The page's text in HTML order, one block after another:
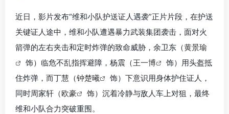
近日，影片发布“维和小队护送证人遇袭”正片片段，在护送
关键证人途中，维和小队遭遇暴力武装集团袭击，面对火
箭弹的左右夹击和定时炸弹的致命威胁，余卫东（黄景瑜
饰）临危不乱指挥避障，杨震（王一博
饰）用头盔抵
住炸弹，而丁慧（钟楚曦
饰）下意识用身体护住证人，
同时周家轩（欧豪
饰）沉着冷静与敌人车上对狙，最终
维和小队合力突破重围。